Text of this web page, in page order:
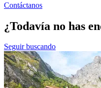
Contáctanos
¿Todavía no has
Seguir buscando